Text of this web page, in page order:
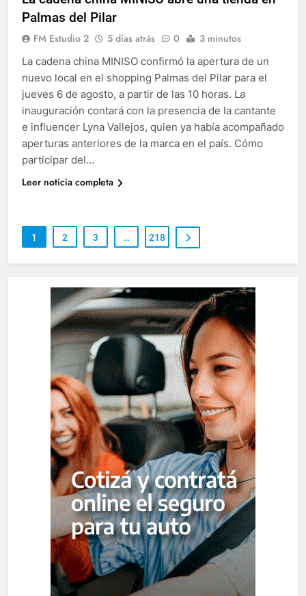
Palmas del Pilar
FM Estudio 2 5 días atrás 0 3 minutos
La cadena china MINISO confirmó la apertura de un
nuevo local en el shopping Palmas del Pilar para el
jueves 6 de agosto, a partir de las 10 horas. La
inauguración contará con la presencia de la cantante
e influencer Lyna Vallejos, quien ya había acompañado
aperturas anteriores de la marca en el país. Cómo
participar del…
Leer noticia completa
1 2 3 … 218